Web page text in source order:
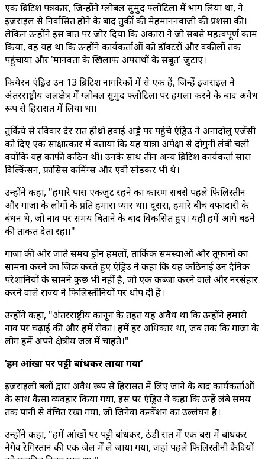
एक ब्रिटिश पत्रकार, जिन्होंने ग्लोबल सुमुद फ्लोटिला में भाग लिया था, ने
इज़राइल से निर्वासित होने के बाद तुर्की की मेहमाननवाजी की प्रशंसा की।
लेकिन उन्होंने इस बात पर जोर दिया कि अंकारा ने जो सबसे महत्वपूर्ण काम
किया, वह यह था कि उन्होंने कार्यकर्ताओं को डॉक्टरों और वकीलों तक
पहुंचाया और 'मानवता के खिलाफ अपराधों के सबूत' जुटाए।
कियेरन एंड्रिउ उन 13 ब्रिटिश नागरिकों में से एक हैं, जिन्हें इज़राइल ने
अंतरराष्ट्रीय जलक्षेत्र में ग्लोबल सुमुद फ्लोटिला पर हमला करने के बाद अवैध
रूप से हिरासत में लिया था।
तुर्किये से रविवार देर रात हीथ्रो हवाई अड्डे पर पहुंचे एंड्रिउ ने अनादोलु एजेंसी
को दिए एक साक्षात्कार में बताया कि यह यात्रा अपेक्षा से दोगुनी लंबी चली
क्योंकि यह काफी कठिन थी। उनके साथ तीन अन्य ब्रिटिश कार्यकर्ता सारा
विल्किंसन, फ्रांसिस कमिंग्स और एवी स्नेडकर भी थे।
उन्होंने कहा, "हमारे पास एकजुट रहने का कारण सबसे पहले फिलिस्तीन
और गाजा के लोगों के प्रति हमारा प्यार था। दूसरा, हमारे बीच वफादारी के
बंधन थे, जो नाव पर समय बिताने के बाद विकसित हुए। यही हमें आगे बढ़ने
की ताकत देता रहा।"
गाजा की ओर जाते समय ड्रोन हमलों, तार्किक समस्याओं और तूफानों का
सामना करने का जिक्र करते हुए एंड्रिउ ने कहा कि यह कठिनाई उन दैनिक
परेशानियों के सामने कुछ भी नहीं है, जो एक कब्जा करने वाले और नरसंहार
करने वाले राज्य ने फिलिस्तीनियों पर थोप दी हैं।
उन्होंने कहा, "अंतरराष्ट्रीय कानून के तहत यह अवैध था कि उन्होंने हमारी
नाव पर चढ़ाई की और हमें रोका। हमें हर अधिकार था, जब तक कि गाजा के
लोग हमें अपने क्षेत्रीय जल में चाहते।"
‘हमें आंखों पर पट्टी बांधकर लाया गया’
इज़राइली बलों द्वारा अवैध रूप से हिरासत में लिए जाने के बाद कार्यकर्ताओं
के साथ कैसा व्यवहार किया गया, इस पर एंड्रिउ ने कहा कि उन्हें लंबे समय
तक पानी से वंचित रखा गया, जो जिनेवा कन्वेंशन का उल्लंघन है।
उन्होंने कहा, "हमें आंखों पर पट्टी बांधकर, ठंडी रात में एक बस में बांधकर
नेगेव रेगिस्तान की एक जेल में ले जाया गया, जहां पहले फिलिस्तीनी कैदियों